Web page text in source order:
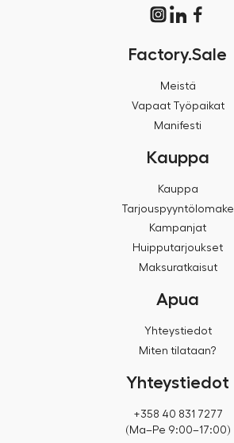
Factory.Sale
Meistä
Vapaat Työpaikat
Manifesti
Kauppa
Kauppa
Tarjouspyyntölomake
Kampanjat
Huipputarjoukset
Maksuratkaisut
Apua
Yhteystiedot
Miten tilataan?
Yhteystiedot
+358 40 831 7277
(Ma–Pe 9:00–17:00)